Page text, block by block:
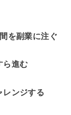
を副業に注ぐ
ら進む
レンジする